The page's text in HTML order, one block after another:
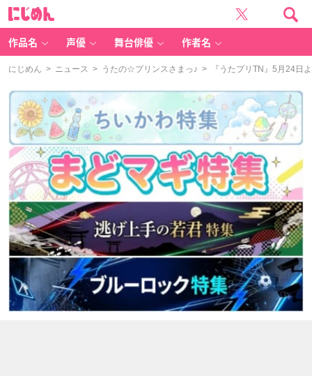
作品名 声優 舞台俳優 作者名
にじめん > ニュース > うたの☆プリンスさまっ♪ > 『うたプリTN』5月24日